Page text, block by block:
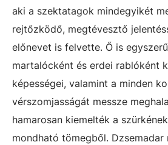
aki a szektatagok mindegyikét
rejtőzködő, megtévesztő
előnevet is felvette. Ő is
martalócként és erdei rablóként
képességei, valamint a minden
vérszomjasságát messze
hamarosan kiemelték a
mondható tömegből.